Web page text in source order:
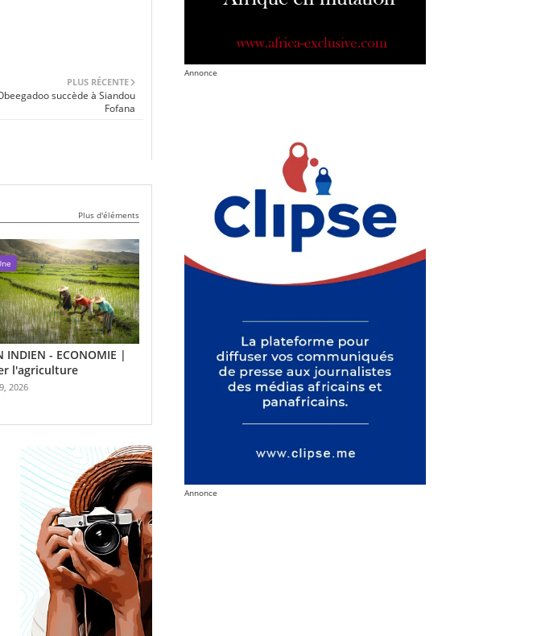
PLUS RÉCENTE
succède à Siandou
Fofana
Plus d'éléments
INDIEN - ECONOMIE |
l'agriculture
2026
Annonce
Annonce